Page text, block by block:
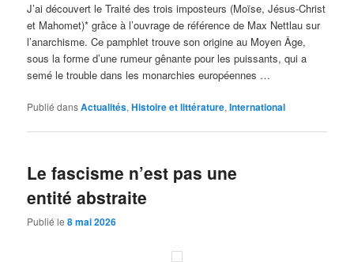
J’ai découvert le Traité des trois imposteurs (Moïse, Jésus-Christ
et Mahomet)* grâce à l’ouvrage de référence de Max Nettlau sur
l’anarchisme. Ce pamphlet trouve son origine au Moyen Âge,
sous la forme d’une rumeur gênante pour les puissants, qui a
semé le trouble dans les monarchies européennes …
Publié dansActualités,Histoire et littérature,International
Le fascisme n’est pas une
entité abstraite
Publié le8 mai 2026